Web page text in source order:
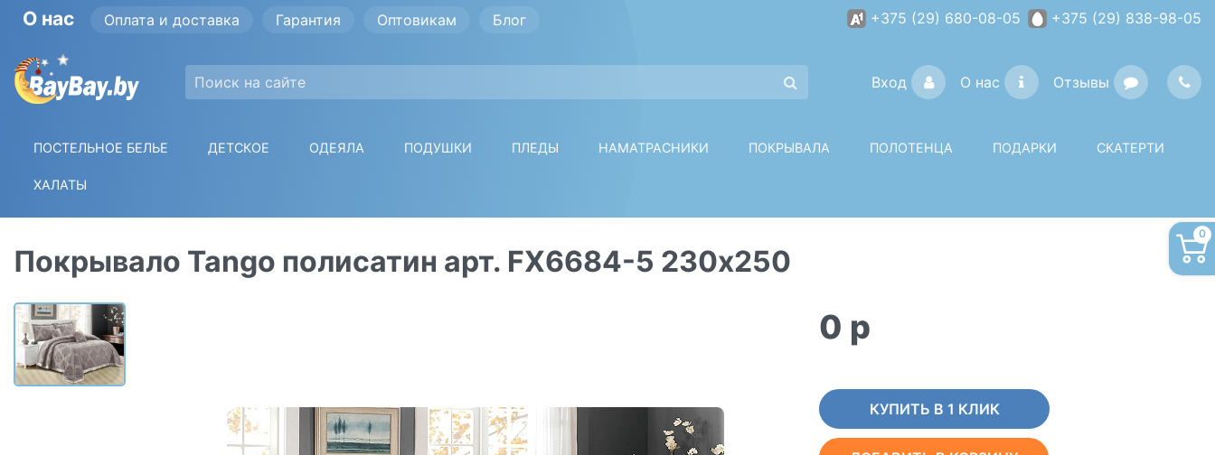
О нас Оплата и доставка Гарантия Оптовикам Блог +375 (29) 680-08-05 +375 (29) 838-98-05
Вход О нас Отзывы
0
ПОСТЕЛЬНОЕ БЕЛЬЕ ДЕТСКОЕ ОДЕЯЛА ПОДУШКИ ПЛЕДЫ НАМАТРАСНИКИ ПОКРЫВАЛА ПОЛОТЕНЦА ПОДАРКИ СКАТЕРТИ
ХАЛАТЫ
Покрывало Tango полисатин арт. FX6684-5 230х250
0 p
КУПИТЬ В 1 КЛИК